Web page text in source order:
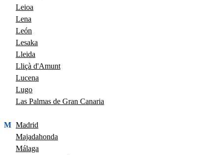
Leioa
Lena
León
Lesaka
Lleida
Lliçà d'Amunt
Lucena
Lugo
Las Palmas de Gran Canaria
M Madrid
Majadahonda
Málaga